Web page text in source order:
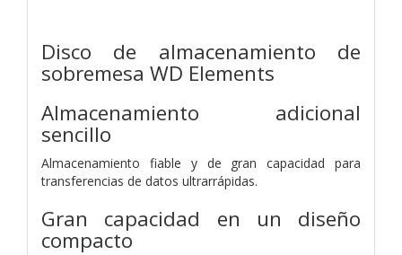
Disco de almacenamiento de
sobremesa WD Elements
Almacenamiento adicional
sencillo
Almacenamiento fiable y de gran capacidad para
transferencias de datos ultrarrápidas.
Gran capacidad en un diseño
compacto